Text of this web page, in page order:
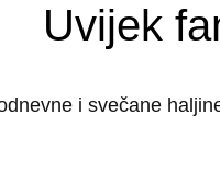
Uvijek
i svečane